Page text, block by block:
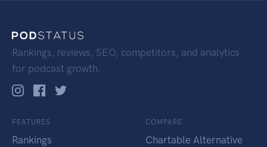
Rankings, reviews, SEO, competitors, and analytics
for podcast growth.
FEATURES
Rankings
COMPARE
Chartable Alternative